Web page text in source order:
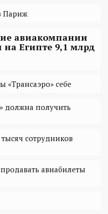
Париж
авиакомпании
на Египте 9,1 млрд
«Трансаэро» себе
должна получить
сотрудников
авиабилеты